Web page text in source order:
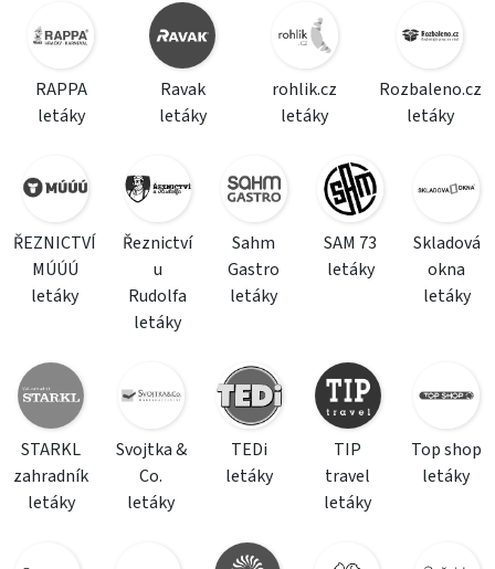
RAPPA
letáky
Ravak
letáky
rohlik.cz
letáky
Rozbaleno.cz
letáky
ŘEZNICTVÍ
MÚÚÚ
letáky
Řeznictví
u
Rudolfa
letáky
Sahm
Gastro
letáky
SAM 73
letáky
Skladová
okna
letáky
STARKL
zahradník
letáky
Svojtka &
Co.
letáky
TEDi
letáky
TIP
travel
letáky
Top shop
letáky